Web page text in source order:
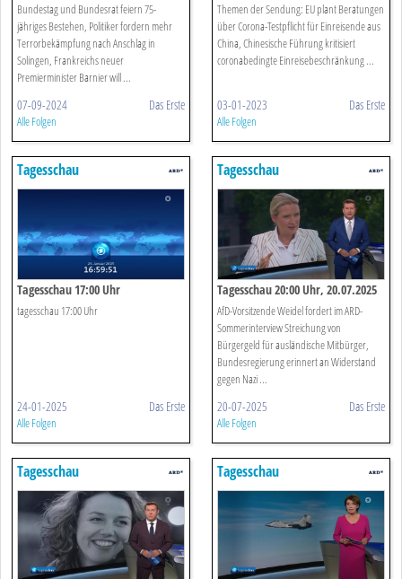
Bundestag und Bundesrat feiern 75-
jähriges Bestehen, Politiker fordern mehr
Terrorbekämpfung nach Anschlag in
Solingen, Frankreichs neuer
Premierminister Barnier will ...
07-09-2024 Das Erste
Alle Folgen
Themen der Sendung: EU plant Beratungen
über Corona-Testpflicht für Einreisende aus
China, Chinesische Führung kritisiert
coronabedingte Einreisebeschränkung ...
03-01-2023 Das Erste
Alle Folgen
Tagesschau
Tagesschau 17:00 Uhr
tagesschau 17:00 Uhr
24-01-2025 Das Erste
Alle Folgen
Tagesschau
Tagesschau 20:00 Uhr, 20.07.2025
AfD-Vorsitzende Weidel fordert im ARD-
Sommerinterview Streichung von
Bürgergeld für ausländische Mitbürger,
Bundesregierung erinnert an Widerstand
gegen Nazi ...
20-07-2025 Das Erste
Alle Folgen
Tagesschau Tagesschau